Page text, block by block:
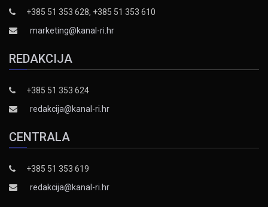
+385 51 353 628, +385 51 353 610
marketing@kanal-ri.hr
REDAKCIJA
+385 51 353 624
redakcija@kanal-ri.hr
CENTRALA
+385 51 353 619
redakcija@kanal-ri.hr